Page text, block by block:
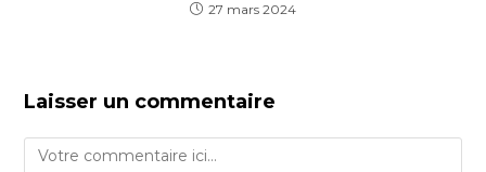
27 mars 2024
Laisser un commentaire
Comment